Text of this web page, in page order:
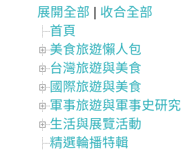
展開全部
收合全部
首頁
美食旅遊懶人包
台灣旅遊與美食
國際旅遊與美食
軍事旅遊與軍事史研究
生活與展覽活動
精選輪播特輯